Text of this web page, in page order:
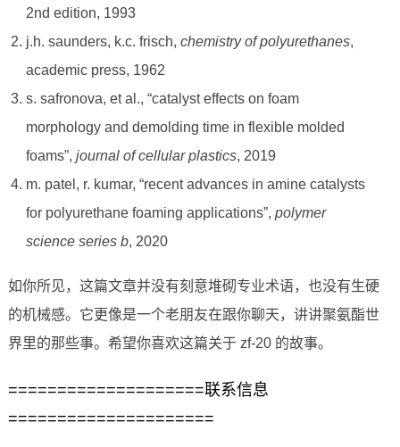
2nd edition, 1993
j.h. saunders, k.c. frisch, chemistry of polyurethanes,
academic press, 1962
s. safronova, et al., “catalyst effects on foam
morphology and demolding time in flexible molded
foams”, journal of cellular plastics, 2019
m. patel, r. kumar, “recent advances in amine catalysts
for polyurethane foaming applications”, polymer
science series b, 2020
如你所见，这篇文章并没有刻意堆砌专业术语，也没有生硬
的机械感。它更像是一个老朋友在跟你聊天，讲讲聚氨酯世
界里的那些事。希望你喜欢这篇关于 zf-20 的故事。
====================联系信息
=====================